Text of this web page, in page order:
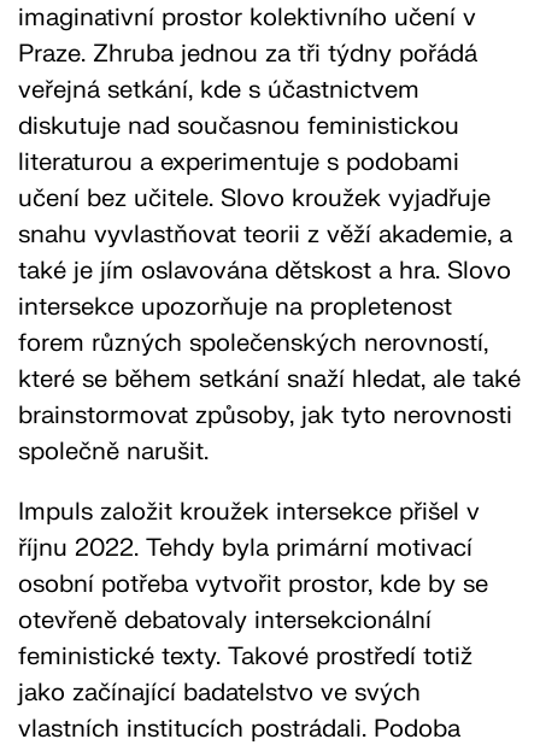
imaginativní prostor kolektivního učení v
Praze. Zhruba jednou za tři týdny pořádá
veřejná setkání, kde s účastnictvem
diskutuje nad současnou feministickou
literaturou a experimentuje s podobami
učení bez učitele. Slovo kroužek vyjadřuje
snahu vyvlastňovat teorii z věží akademie, a
také je jím oslavována dětskost a hra. Slovo
intersekce upozorňuje na propletenost
forem různých společenských nerovností,
které se během setkání snaží hledat, ale také
brainstormovat způsoby, jak tyto nerovnosti
společně narušit.
Impuls založit kroužek intersekce přišel v
říjnu 2022. Tehdy byla primární motivací
osobní potřeba vytvořit prostor, kde by se
otevřeně debatovaly intersekcionální
feministické texty. Takové prostředí totiž
jako začínající badatelstvo ve svých
vlastních institucích postrádali. Podoba